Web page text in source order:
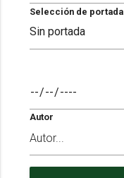
Selección de portada
Autor